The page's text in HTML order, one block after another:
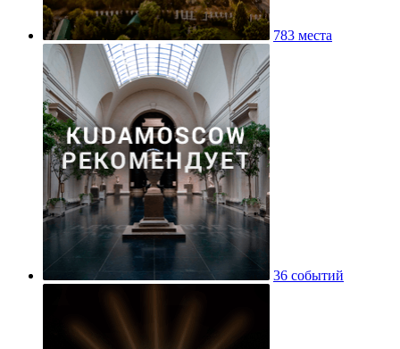
783 места
36 событий